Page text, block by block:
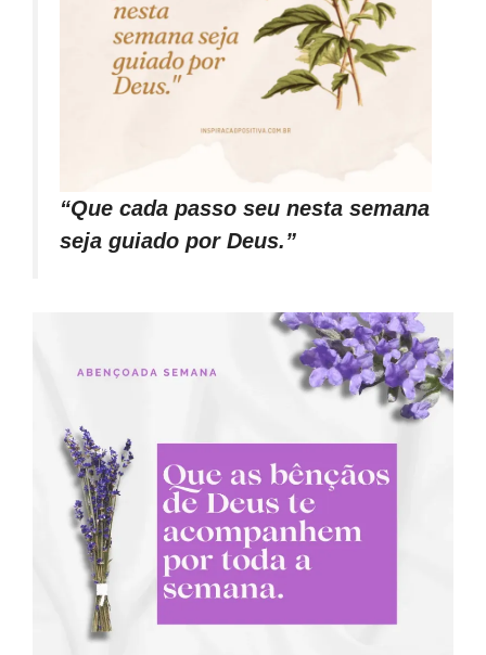
“Que cada passo seu nesta semana
seja guiado por Deus.”